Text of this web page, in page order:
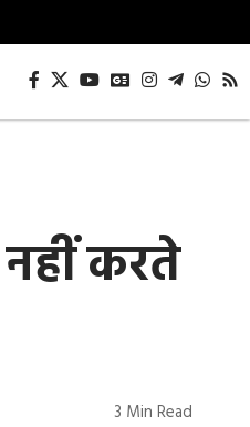
करते
3 Min Read